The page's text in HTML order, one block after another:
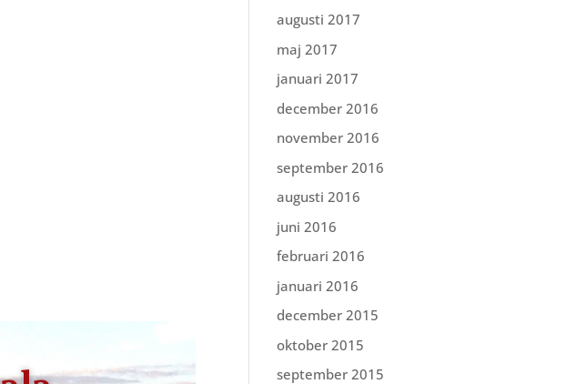
augusti 2017
maj 2017
januari 2017
december 2016
november 2016
september 2016
augusti 2016
juni 2016
februari 2016
januari 2016
december 2015
oktober 2015
september 2015